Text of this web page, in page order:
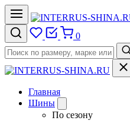
0
Главная
Шины
По сезону